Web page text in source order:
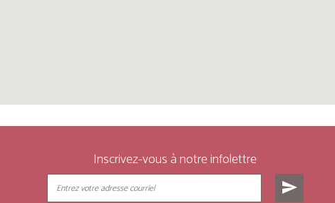
Inscrivez-vous à notre infolettre
send